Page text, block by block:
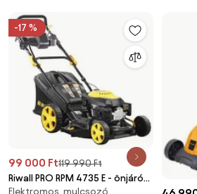
-17 %
99 000 Ft119 990 Ft
Riwall PRO RPM 4735 E - önjáró
Elektromos, mulcsozó,